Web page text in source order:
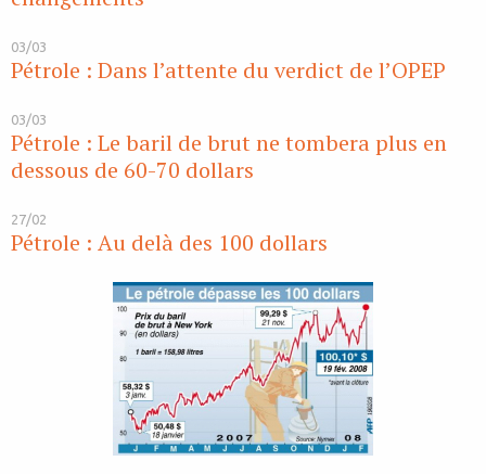
03/03
Pétrole : Dans l’attente du verdict de l’OPEP
03/03
Pétrole : Le baril de brut ne tombera plus en
dessous de 60-70 dollars
27/02
Pétrole : Au delà des 100 dollars